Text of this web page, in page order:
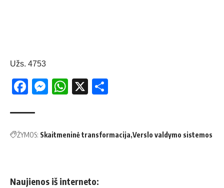
Užs. 4753
Facebook
Messenger
WhatsApp
X
ŽYMOS: Skaitmeninė transformacija Verslo valdymo sistemos
Naujienos iš interneto: